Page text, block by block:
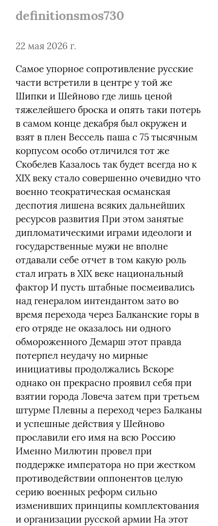
definitionsmos730
22 мая 2026 г.
Самое упорное сопротивление русские
части встретили в центре у той же
Шипки и Шейново где лишь ценой
тяжелейшего броска и опять таки потерь
в самом конце декабря был окружен и
взят в плен Вессель паша с 75 тысячным
корпусом особо отличился тот же
Скобелев Казалось так будет всегда но к
XIX веку стало совершенно очевидно что
военно теократическая османская
деспотия лишена всяких дальнейших
ресурсов развития При этом занятые
дипломатическими играми идеологи и
государственные мужи не вполне
отдавали себе отчет в том какую роль
стал играть в XIX веке национальный
фактор И пусть штабные посмеивались
над генералом интендантом зато во
время перехода через Балканские горы в
его отряде не оказалось ни одного
обмороженного Демарш этот правда
потерпел неудачу но мирные
инициативы продолжались Вскоре
однако он прекрасно проявил себя при
взятии города Ловеча затем при третьем
штурме Плевны а переход через Балканы
и успешные действия у Шейново
прославили его имя на всю Россию
Именно Милютин провел при
поддержке императора но при жестком
противодействии оппонентов целую
серию военных реформ сильно
изменивших принципы комплектования
и организации русской армии На этот